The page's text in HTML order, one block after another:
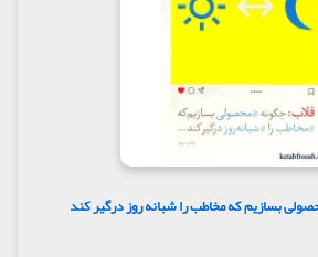
بسازیم که مخاطب را شبانه روز درگیر کند